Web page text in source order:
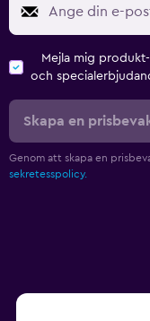
Mejla mig
och
Skapa en
Genom att skapa en
sekretesspolicy.